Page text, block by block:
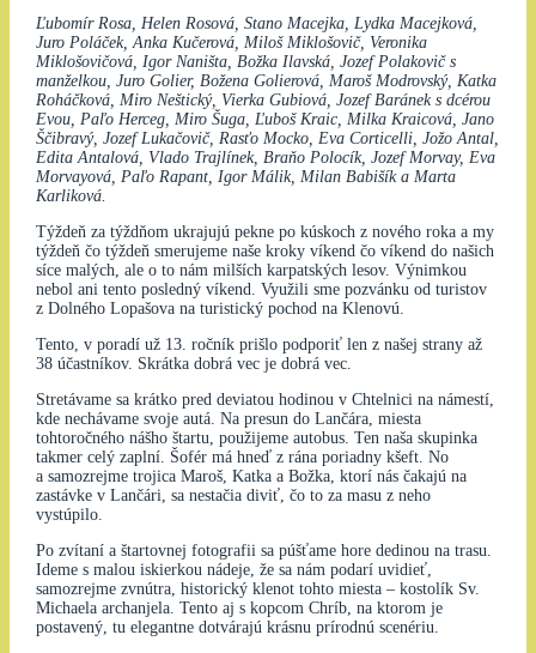
Ľubomír Rosa, Helen Rosová, Stano Macejka, Lydka Macejková,
Juro Poláček, Anka Kučerová, Miloš Miklošovič, Veronika
Miklošovičová, Igor Naništa, Božka Ilavská, Jozef Polakovič s
manželkou, Juro Golier, Božena Golierová, Maroš Modrovský, Katka
Roháčková, Miro Neštický, Vierka Gubiová, Jozef Baránek s dcérou
Evou, Paľo Herceg, Miro Šuga, Ľuboš Kraic, Milka Kraicová, Jano
Ščibravý, Jozef Lukačovič, Rasťo Mocko, Eva Corticelli, Jožo Antal,
Edita Antalová, Vlado Trajlínek, Braňo Polocík, Jozef Morvay, Eva
Morvayová, Paľo Rapant, Igor Málik, Milan Babišík a Marta
Karliková.
Týždeň za týždňom ukrajujú pekne po kúskoch z nového roka a my
týždeň čo týždeň smerujeme naše kroky víkend čo víkend do našich
síce malých, ale o to nám milších karpatských lesov. Výnimkou
nebol ani tento posledný víkend. Využili sme pozvánku od turistov
z Dolného Lopašova na turistický pochod na Klenovú.
Tento, v poradí už 13. ročník prišlo podporiť len z našej strany až
38 účastníkov. Skrátka dobrá vec je dobrá vec.
Stretávame sa krátko pred deviatou hodinou v Chtelnici na námestí,
kde nechávame svoje autá. Na presun do Lančára, miesta
tohtoročného nášho štartu, použijeme autobus. Ten naša skupinka
takmer celý zaplní. Šofér má hneď z rána poriadny kšeft. No
a samozrejme trojica Maroš, Katka a Božka, ktorí nás čakajú na
zastávke v Lančári, sa nestačia diviť, čo to za masu z neho
vystúpilo.
Po zvítaní a štartovnej fotografii sa púšťame hore dedinou na trasu.
Ideme s malou iskierkou nádeje, že sa nám podarí uvidieť,
samozrejme zvnútra, historický klenot tohto miesta – kostolík Sv.
Michaela archanjela. Tento aj s kopcom Chríb, na ktorom je
postavený, tu elegantne dotvárajú krásnu prírodnú scenériu.